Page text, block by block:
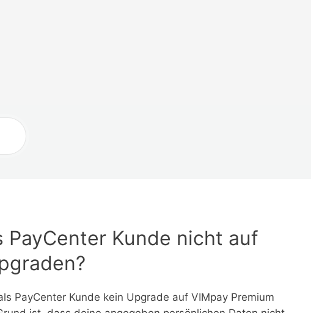
PayCenter Kunde nicht auf
PayCenter Kunde kein Upgrade auf VIMpay Premium